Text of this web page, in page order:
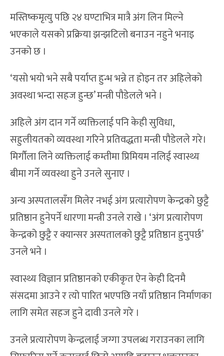
मस्तिष्कमृत्यु पछि २४ घण्टाभित्र मात्रै अंग लिन मिल्ने
भएकाले यसको प्रक्रिया झन्झटिलो बनाउन नहुने भनाइ
उनको छ ।
‘यसो भयो भने सबै पर्याप्त हुन्भ भन्ने त होइन तर अहिलेको
अवस्था भन्दा सहज हुन्छ’ मन्त्री पौडेलले भने ।
अहिले अंग दान गर्ने व्यक्तिलाई पनि केही सुविधा,
सहुलीयतको व्यवस्था गरिने प्रतिवद्धता मन्त्री पौडेलले गरे।
मिर्गौला लिने व्यक्तिलाई कम्तीमा प्रिमियम नलिई स्वास्थ्य
बीमा गर्ने व्यवस्था हुने उनले सुनाए ।
अन्य अस्पतालसँग मिलेर नभई अंग प्रत्यारोपण केन्द्रको छुट्टै
प्रतिष्ठान हुनेपर्ने धारणा मन्त्री उनले राखे । ‘अंग प्रत्यारोपण
केन्द्रको छुट्टै र क्यान्सर अस्पतालको छुट्टै प्रतिष्ठान हुनुपर्छ’
उनले भने ।
स्वास्थ्य विज्ञान प्रतिष्ठानको एकीकृत ऐन केही दिनमै
संसदमा आउने र त्यो पारित भएपछि नयाँ प्रतिष्ठान निर्माणका
लागि समेत सहज हुने दावी उनले गरे ।
उनले प्रत्यारोपण केन्द्रलाई जग्गा उपलब्ध गराउनका लागि